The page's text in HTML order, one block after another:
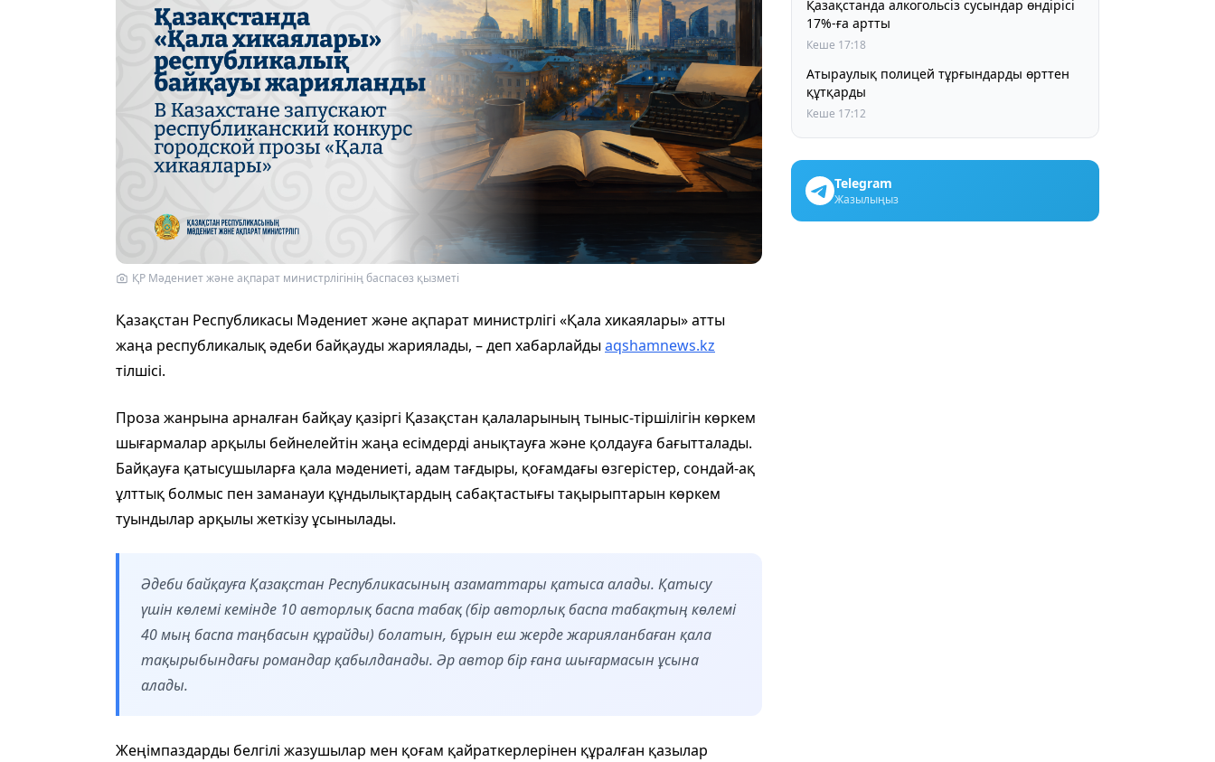
ҚР Мәдениет және ақпарат министрлігінің баспасөз қызметі
Қазақстан Республикасы Мәдениет және ақпарат министрлігі «Қала хикаялары» атты
жаңа республикалық әдеби байқауды жариялады, – деп хабарлайдыaqshamnews.kz
тілшісі.
Проза жанрына арналған байқау қазіргі Қазақстан қалаларының тыныс-тіршілігін көркем
шығармалар арқылы бейнелейтін жаңа есімдерді анықтауға және қолдауға бағытталады.
Байқауға қатысушыларға қала мәдениеті, адам тағдыры, қоғамдағы өзгерістер, сондай-ақ
ұлттық болмыс пен заманауи құндылықтардың сабақтастығы тақырыптарын көркем
туындылар арқылы жеткізу ұсынылады.
Әдеби байқауға Қазақстан Республикасының азаматтары қатыса алады. Қатысу
үшін көлемі кемінде 10 авторлық баспа табақ (бір авторлық баспа табақтың көлемі
40 мың баспа таңбасын құрайды) болатын, бұрын еш жерде жарияланбаған қала
тақырыбындағы романдар қабылданады. Әр автор бір ғана шығармасын ұсына
алады.
Жеңімпаздарды белгілі жазушылар мен қоғам қайраткерлерінен құралған қазылар
Қазақстанда алкогольсіз сусындар өндірісі
17%-ға артты
Кеше 17:18
Атыраулық полицей тұрғындарды өрттен
құтқарды
Кеше 17:12
Telegram
Жазылыңыз